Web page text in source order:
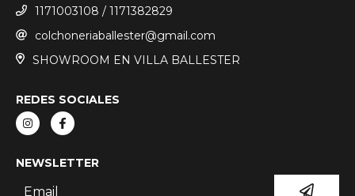
1171003108 / 1171382829
colchoneriaballester@gmail.com
SHOWROOM EN VILLA BALLESTER
REDES SOCIALES
NEWSLETTER